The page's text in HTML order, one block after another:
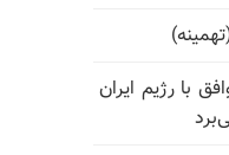
با رژیم ایران